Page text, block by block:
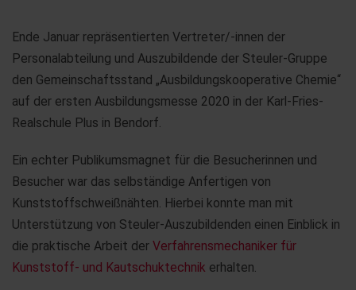
Ende Januar repräsentierten Vertreter/-innen der
Personalabteilung und Auszubildende der Steuler-Gruppe
den Gemeinschaftsstand „Ausbildungskooperative Chemie“
auf der ersten Ausbildungsmesse 2020 in der Karl-Fries-
Realschule Plus in Bendorf.
Ein echter Publikumsmagnet für die Besucherinnen und
Besucher war das selbständige Anfertigen von
Kunststoffschweißnähten. Hierbei konnte man mit
Unterstützung von Steuler-Auszubildenden einen Einblick in
die praktische Arbeit der Verfahrensmechaniker für
Kunststoff- und Kautschuktechnik erhalten.